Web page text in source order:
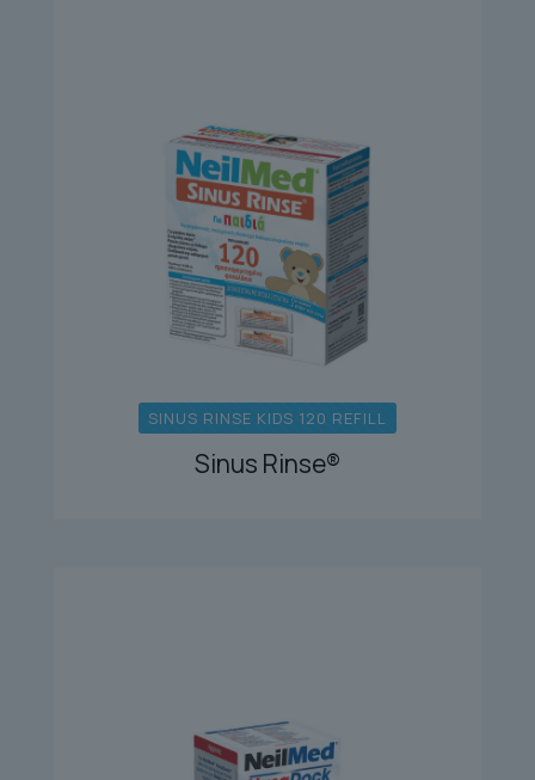
SINUS RINSE KIDS 120 REFILL
Sinus Rinse®